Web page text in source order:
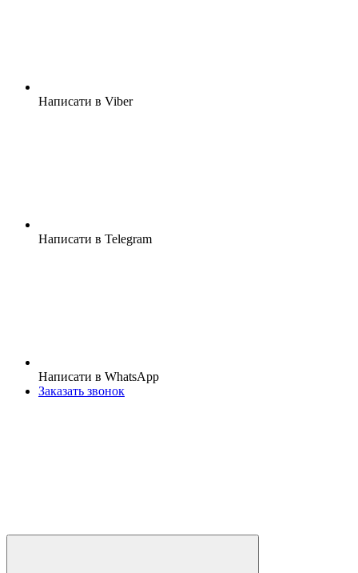
Написати в Viber
Написати в Telegram
Написати в WhatsApp
Заказать звонок